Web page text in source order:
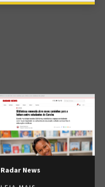
Radar News